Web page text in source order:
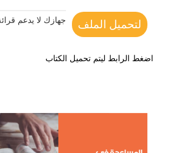
لتحميل الملف جهازك لا يدعم
اضغط الرابط ليتم تحميل الكتاب